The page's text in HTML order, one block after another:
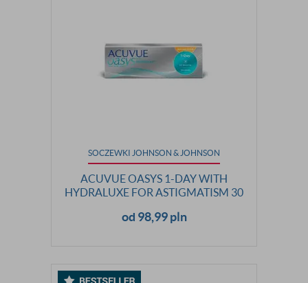
SOCZEWKI JOHNSON & JOHNSON
ACUVUE OASYS 1-DAY WITH
HYDRALUXE FOR ASTIGMATISM 30
od 98,99 pln